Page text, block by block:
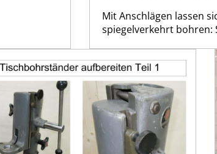
Mit Anschlägen lassen
spiegelverkehrt bohren: